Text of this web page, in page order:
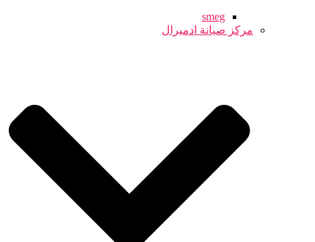
smeg
مركز صيانة ادميرال